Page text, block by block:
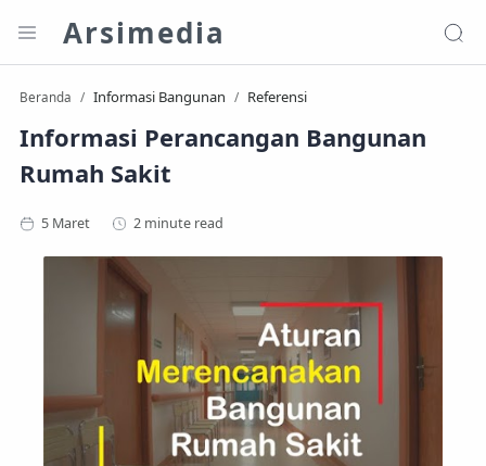
Arsimedia
Beranda Informasi Bangunan Referensi
Informasi Perancangan Bangunan
Rumah Sakit
2 minute read